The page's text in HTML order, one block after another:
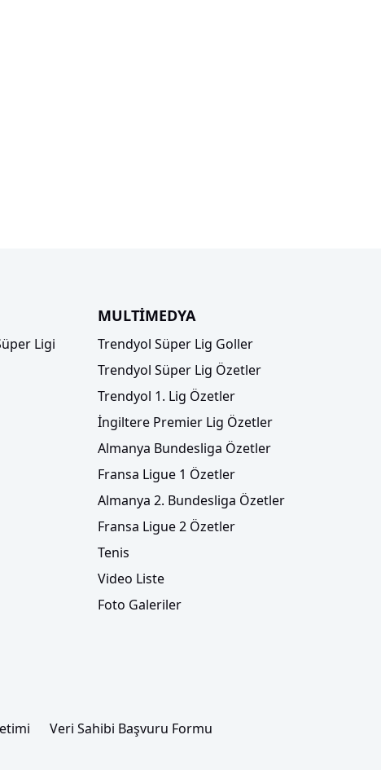
Ligi
MULTİMEDYA
Trendyol Süper Lig Goller
Trendyol Süper Lig Özetler
Trendyol 1. Lig Özetler
İngiltere Premier Lig Özetler
Almanya Bundesliga Özetler
Fransa Ligue 1 Özetler
Almanya 2. Bundesliga Özetler
Fransa Ligue 2 Özetler
Tenis
Video Liste
Foto Galeriler
Veri Sahibi Başvuru Formu